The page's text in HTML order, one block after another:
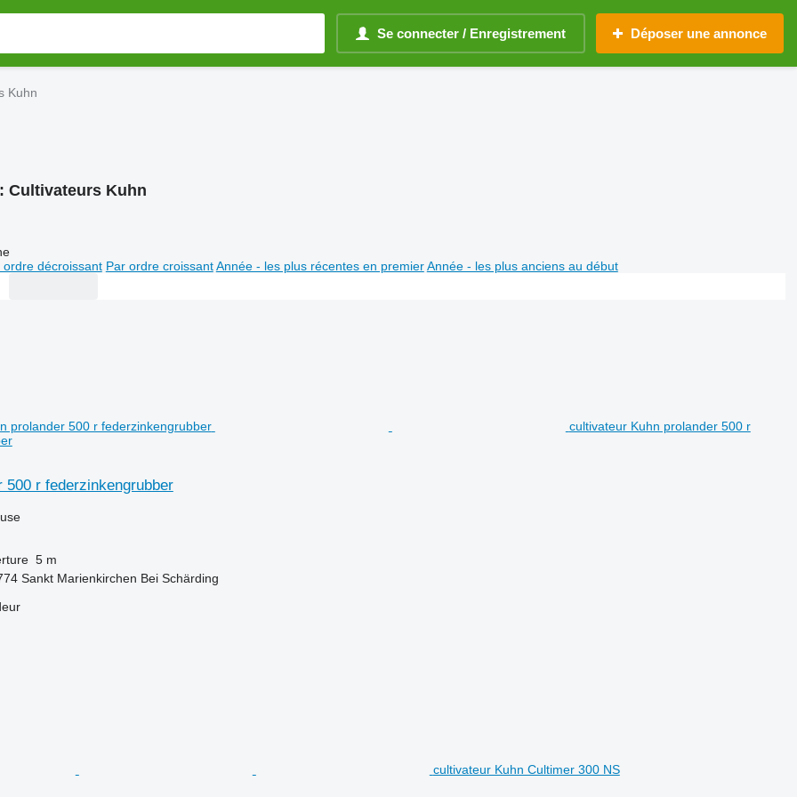
Se connecter / Enregistrement Déposer une annonce
Kuhn
Cultivateurs Kuhn
ordre décroissant Par ordre croissant Année - les plus récentes en premier Année - les plus anciens au début
cultivateur Kuhn prolander 500 r
500 r federzinkengrubber
5 m
Sankt Marienkirchen Bei Schärding
cultivateur Kuhn Cultimer 300 NS